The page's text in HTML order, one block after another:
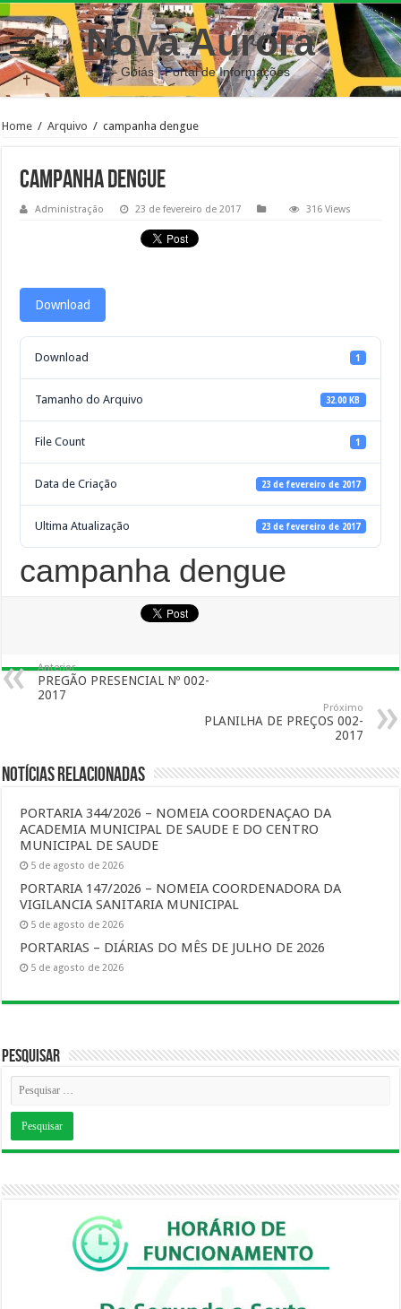
Nova Aurora
– Goiás | Portal de Informações
Home / Arquivo / campanha dengue
campanha dengue
Administração 23 de fevereiro de 2017 316 Views
Download
Download 1
Tamanho do Arquivo 32.00 KB
File Count 1
Data de Criação 23 de fevereiro de 2017
Ultima Atualização 23 de fevereiro de 2017
campanha dengue
Anterior
PREGÃO PRESENCIAL Nº 002-
2017
Próximo
PLANILHA DE PREÇOS 002-
2017
Notícias Relacionadas
PORTARIA 344/2026 – NOMEIA COORDENAÇAO DA
ACADEMIA MUNICIPAL DE SAUDE E DO CENTRO
MUNICIPAL DE SAUDE
5 de agosto de 2026
PORTARIA 147/2026 – NOMEIA COORDENADORA DA
VIGILANCIA SANITARIA MUNICIPAL
5 de agosto de 2026
PORTARIAS – DIÁRIAS DO MÊS DE JULHO DE 2026
5 de agosto de 2026
Pesquisar